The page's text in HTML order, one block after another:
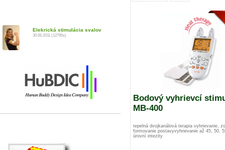
Bodový vyhrievcí
MB-400
tepelná dvojkanálová terapia vyhrievanie,
formovanie postavyvyhrievanie až 45, 50,
úrovní intezity
Elekrická stimulácia svalov
30.06.2011 (12795x)